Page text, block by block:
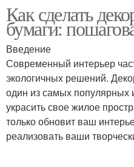
украшения
Украшения в детской
комнате
Гамма для бумажных
Как сделать
бумаги:
Введение
Современный интерьер
экологичных решений.
один из самых популярных
украсить свое жилое
только обновит ваш
реализовать ваши